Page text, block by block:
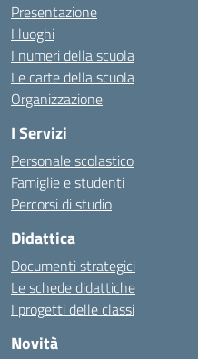
Presentazione
I luoghi
I numeri della scuola
Le carte della scuola
Organizzazione
I Servizi
Personale scolastico
Famiglie e studenti
Percorsi di studio
Didattica
Documenti strategici
Le schede didattiche
I progetti delle classi
Novità